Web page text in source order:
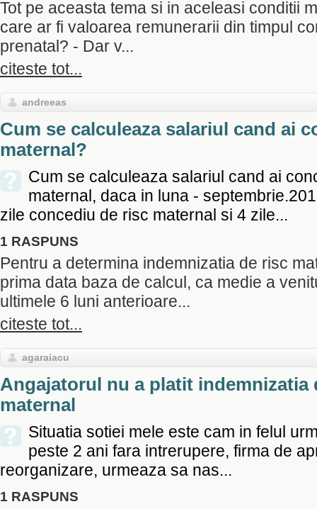
Tot pe aceasta tema si in aceleasi conditii
care ar fi valoarea remunerarii din timpul
prenatal? - Dar v...
citeste tot...
andreeas
Cum se calculeaza salariul cand ai
maternal?
Cum se calculeaza salariul cand ai
maternal, daca in luna -
zile concediu de risc maternal si 4 zile...
1 RASPUNS
Pentru a determina indemnizatia de risc
prima data baza de calcul, ca medie a
ultimele 6 luni anterioare...
citeste tot...
agaraiacu
Angajatorul nu a platit indemnizatia
maternal
Situatia sotiei mele este cam in felul
peste 2 ani fara intrerupere, firma de
reorganizare, urmeaza sa nas...
1 RASPUNS